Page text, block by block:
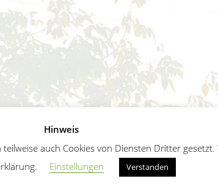
Hinweis
auch Cookies von Diensten Dritter
Einstellungen Verstanden